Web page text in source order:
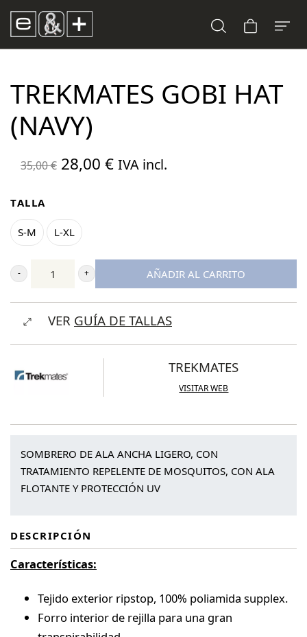
TREKMATES GOBI HAT
(NAVY)
35,00€ El
era:
35,00 €.
28,00 €El
IVA incl.
TALLA
S-M L-XL
Trekmates
Gobi
Hat
AÑADIR AL CARRITO
VER GUÍA DE TALLAS
TREKMATES
VISITAR WEB
SOMBRERO DE ALA ANCHA LIGERO, CON
TRATAMIENTO REPELENTE DE MOSQUITOS, CON ALA
FLOTANTE Y PROTECCIÓN UV
DESCRIPCIÓN
Características:
Tejido exterior ripstop, 100% poliamida supplex.
Forro interior de rejilla para una gran